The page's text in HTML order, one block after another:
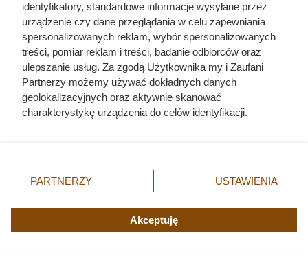
W szkole mówili o wielkiej miłości.
Prawda o ślubie Zygmunta i
Barbary jest o wiele bardziej
identyfikatory, standardowe informacje wysyłane przez
urządzenie czy dane przeglądania w celu zapewniania
spersonalizowanych reklam, wybór spersonalizowanych
treści, pomiar reklam i treści, badanie odbiorców oraz
ulepszanie usług. Za zgodą Użytkownika my i Zaufani
Partnerzy możemy używać dokładnych danych
geolokalizacyjnych oraz aktywnie skanować
charakterystykę urządzenia do celów identyfikacji.
zmienić/wycofać klikając przycisk ustawień prywatności
znajdujący się w lewym dolnym rogu strony. Niektóre
użytkownika, ale masz prawo sprzeciwić się takiemu
przetwarzaniu. Preferencje będą miały zastosowania tylko
PARTNERZY USTAWIENIA
Akceptuję